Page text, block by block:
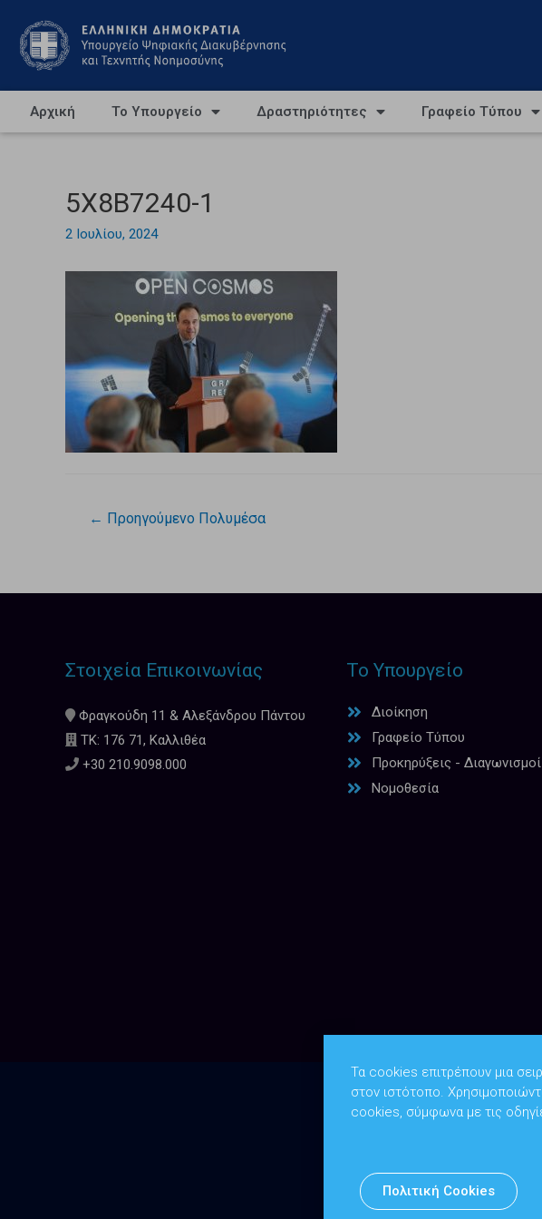
Αρχική Το Υπουργείο Δραστηριότητες Γραφείο Τύπου
5X8B7240-1
2 Ιουλίου, 2024
← Προηγούμενο Πολυμέσα
Στοιχεία Επικοινωνίας
Φραγκούδη 11 & Αλεξάνδρου Πάντου
ΤΚ: 176 71, Καλλιθέα
+30 210.9098.000
Το Υπουργείο
Διοίκηση
Γραφείο Τύπου
Προκηρύξεις - Διαγωνισμοί
Νομοθεσία
Copyright ©
Τα cookies επιτρέπουν μια
στον ιστότοπο.
cookies, σύμφωνα με τις
Πολιτική Cookies